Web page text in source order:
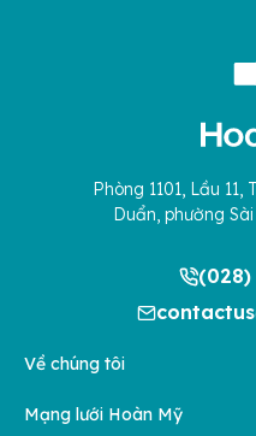
Phòng 1101, Lầu 11,
Duẩn, phường
(028)
Về chúng tôi
Mạng lưới Hoàn Mỹ